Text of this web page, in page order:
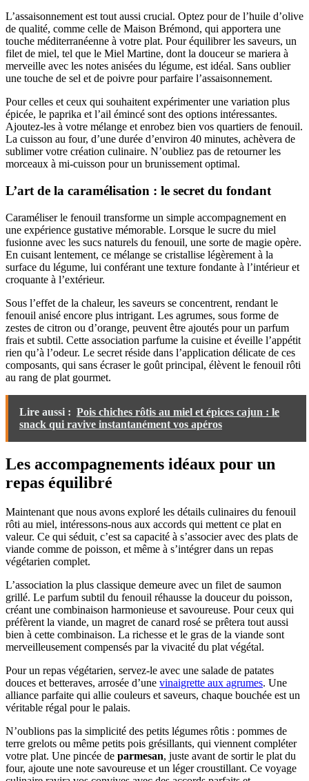
L’assaisonnement est tout aussi crucial. Optez pour de l’huile d’olive
de qualité, comme celle de Maison Brémond, qui apportera une
touche méditerranéenne à votre plat. Pour équilibrer les saveurs, un
filet de miel, tel que le Miel Martine, dont la douceur se mariera à
merveille avec les notes anisées du légume, est idéal. Sans oublier
une touche de sel et de poivre pour parfaire l’assaisonnement.
Pour celles et ceux qui souhaitent expérimenter une variation plus
épicée, le paprika et l’ail émincé sont des options intéressantes.
Ajoutez-les à votre mélange et enrobez bien vos quartiers de fenouil.
La cuisson au four, d’une durée d’environ 40 minutes, achèvera de
sublimer votre création culinaire. N’oubliez pas de retourner les
morceaux à mi-cuisson pour un brunissement optimal.
L’art de la caramélisation : le secret du fondant
Caraméliser le fenouil transforme un simple accompagnement en
une expérience gustative mémorable. Lorsque le sucre du miel
fusionne avec les sucs naturels du fenouil, une sorte de magie opère.
En cuisant lentement, ce mélange se cristallise légèrement à la
surface du légume, lui conférant une texture fondante à l’intérieur et
croquante à l’extérieur.
Sous l’effet de la chaleur, les saveurs se concentrent, rendant le
fenouil anisé encore plus intrigant. Les agrumes, sous forme de
zestes de citron ou d’orange, peuvent être ajoutés pour un parfum
frais et subtil. Cette association parfume la cuisine et éveille l’appétit
rien qu’à l’odeur. Le secret réside dans l’application délicate de ces
composants, qui sans écraser le goût principal, élèvent le fenouil rôti
au rang de plat gourmet.
Lire aussi : Pois chiches rôtis au miel et épices cajun : le
snack qui ravive instantanément vos apéros
Les accompagnements idéaux pour un
repas équilibré
Maintenant que nous avons exploré les détails culinaires du fenouil
rôti au miel, intéressons-nous aux accords qui mettent ce plat en
valeur. Ce qui séduit, c’est sa capacité à s’associer avec des plats de
viande comme de poisson, et même à s’intégrer dans un repas
végétarien complet.
L’association la plus classique demeure avec un filet de saumon
grillé. Le parfum subtil du fenouil réhausse la douceur du poisson,
créant une combinaison harmonieuse et savoureuse. Pour ceux qui
préfèrent la viande, un magret de canard rosé se prêtera tout aussi
bien à cette combinaison. La richesse et le gras de la viande sont
merveilleusement compensés par la vivacité du plat végétal.
Pour un repas végétarien, servez-le avec une salade de patates
douces et betteraves, arrosée d’une vinaigrette aux agrumes. Une
alliance parfaite qui allie couleurs et saveurs, chaque bouchée est un
véritable régal pour le palais.
N’oublions pas la simplicité des petits légumes rôtis : pommes de
terre grelots ou même petits pois grésillants, qui viennent compléter
votre plat. Une pincée de parmesan, juste avant de sortir le plat du
four, ajoute une note savoureuse et un léger croustillant. Ce voyage